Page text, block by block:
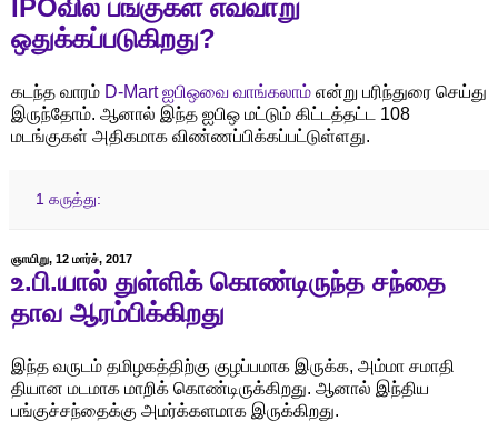
IPOவில் பங்குகள் எவ்வாறு
ஒதுக்கப்படுகிறது?
கடந்த வாரம் D-Mart ஐபிஒவை வாங்கலாம் என்று பரிந்துரை செய்து
இருந்தோம். ஆனால் இந்த ஐபிஒ மட்டும் கிட்டத்தட்ட 108
மடங்குகள் அதிகமாக விண்ணப்பிக்கப்பட்டுள்ளது.
1 கருத்து:
ஞாயிறு, 12 மார்ச், 2017
உ.பி.யால் துள்ளிக் கொண்டிருந்த சந்தை
தாவ ஆரம்பிக்கிறது
இந்த வருடம் தமிழகத்திற்கு குழப்பமாக இருக்க, அம்மா சமாதி
தியான மடமாக மாறிக் கொண்டிருக்கிறது. ஆனால் இந்திய
பங்குச்சந்தைக்கு அமர்க்களமாக இருக்கிறது.